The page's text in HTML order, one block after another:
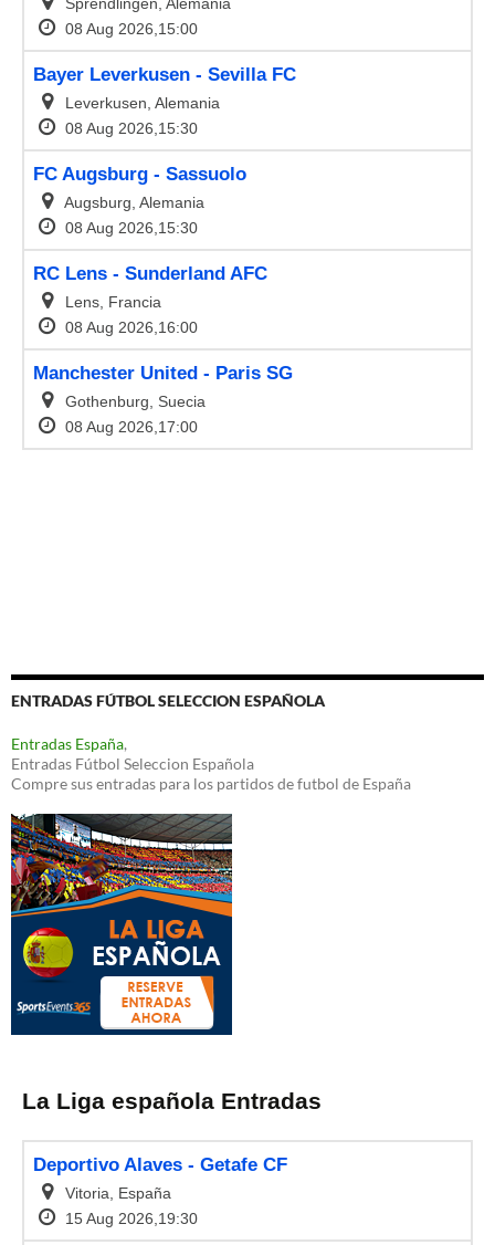
ENTRADAS FÚTBOL SELECCION ESPAÑOLA
Entradas España,
Entradas Fútbol Seleccion Española
Compre sus entradas para los partidos de futbol de España